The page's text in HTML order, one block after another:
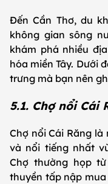
Đến Cần Thơ, du
không gian sông
khám phá nhiều
hóa miền Tây. Dưới
trưng mà bạn nên
5.1. Chợ nổi Cái
Chợ nổi Cái Răng
và nổi tiếng nhất
Chợ thường họp
thuyền tấp nập